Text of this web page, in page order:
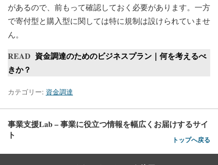
があるので、前もって確認しておく必要があります。一方
で寄付型と購入型に関しては特に規制は設けられていませ
ん。
READ 資金調達のためのビジネスプラン｜何を考えるべ
きか？
カテゴリー: 資金調達
事業支援Lab – 事業に役立つ情報を幅広くお届けするサイ
ト
トップへ戻る